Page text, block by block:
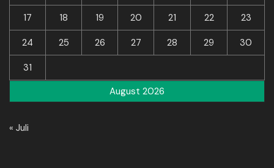
August 2026
17 18 19 20 21 22 23
24 25 26 27 28 29 30
31
« Juli